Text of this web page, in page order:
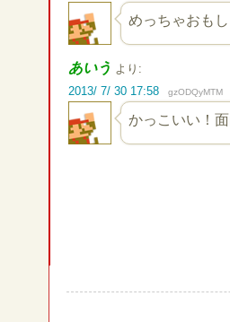
めっちゃおも
あいう より:
2013/ 7/ 30 17:58
gzODQyMTM
かっこいい！面